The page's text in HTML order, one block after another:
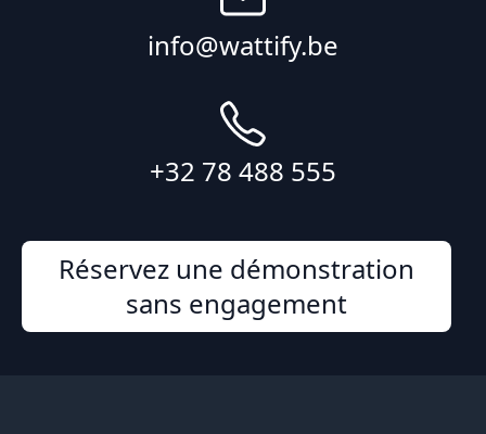
info@wattify.be
+32 78 488 555
Réservez une démonstration
sans engagement